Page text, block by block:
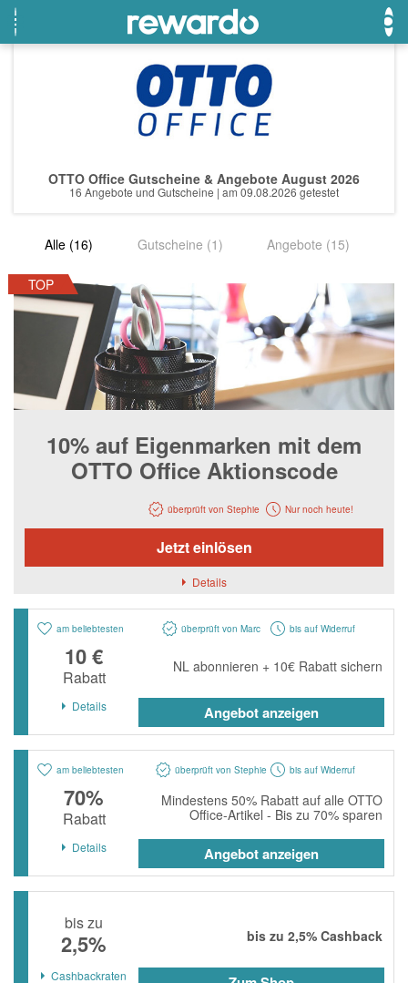
Lieferando
DOUGLAS Parfümerie
Temu
Fressnapf
adidas
Notino
Parfumdreams
apodiscounter
OTTO Office
HappyKeks
Pets Deli
SNIPES
Click & Boat
Lidl
BOGNER
XXXLutz
BADER
momox
vidaXL
bonprix
Beste Gutscheine
Top Gutscheine
Sonderaktionen
Beste Angebote
Top Angebote
OTTO Office Gutscheine & Angebote August 2026
16 Angebote und Gutscheine | am 09.08.2026 getestet
Alle (16) Gutscheine (1) Angebote (15)
TOP
10% auf Eigenmarken mit dem
OTTO Office Aktionscode
überprüft von Stephie Nur noch heute!
Details
Jetzt einlösen
am beliebtesten überprüft von Marc bis auf Widerruf
10 €
Rabatt
NL abonnieren + 10€ Rabatt sichern
Details Angebot anzeigen
am beliebtesten überprüft von Stephie bis auf Widerruf
70%
Rabatt
Mindestens 50% Rabatt auf alle OTTO
Office-Artikel - Bis zu 70% sparen
Details Angebot anzeigen
bis zu
2,5% bis zu 2,5% Cashback
Cashbackraten